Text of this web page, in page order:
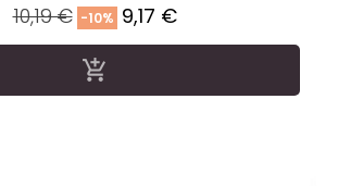
Precio
regular
10,19 € -10% Precio
9,17 €
